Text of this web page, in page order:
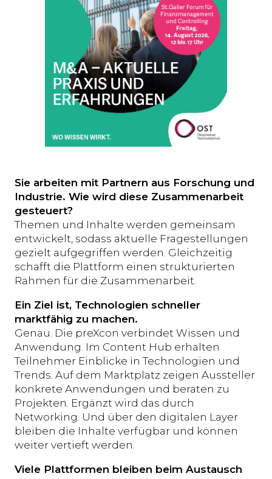
Sie arbeiten mit Partnern aus Forschung und
Industrie. Wie wird diese Zusammenarbeit
gesteuert?
Themen und Inhalte werden gemeinsam
entwickelt, sodass aktuelle Fragestellungen
gezielt aufgegriffen werden. Gleichzeitig
schafft die Plattform einen strukturierten
Rahmen für die Zusammenarbeit.
Ein Ziel ist, Technologien schneller
marktfähig zu machen.
Genau. Die preXcon verbindet Wissen und
Anwendung. Im Content Hub erhalten
Teilnehmer Einblicke in Technologien und
Trends. Auf dem Marktplatz zeigen Aussteller
konkrete Anwendungen und beraten zu
Projekten. Ergänzt wird das durch
Networking. Und über den digitalen Layer
bleiben die Inhalte verfügbar und können
weiter vertieft werden.
Viele Plattformen bleiben beim Austausch